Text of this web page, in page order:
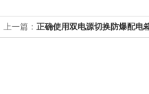
上一篇： 正确使用双电源切换防爆配电